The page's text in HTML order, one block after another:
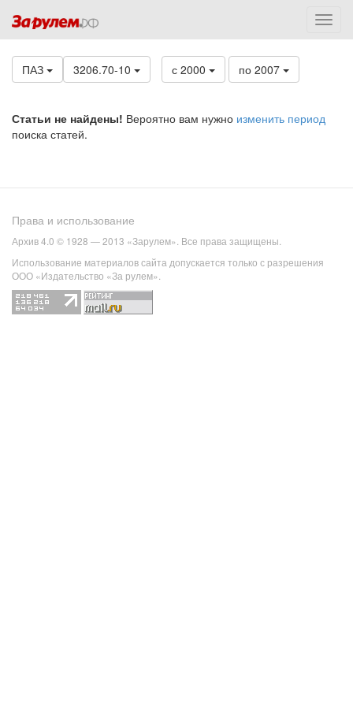
ПАЗ 3206.70-10 с 2000 по 2007
Статьи не найдены! Вероятно вам нужно изменить период
поиска статей.
Права и использование
Архив 4.0 © 1928 — 2013 «Зарулем». Все права защищены.
Использование материалов сайта допускается только с разрешения
ООО «Издательство «За рулем».